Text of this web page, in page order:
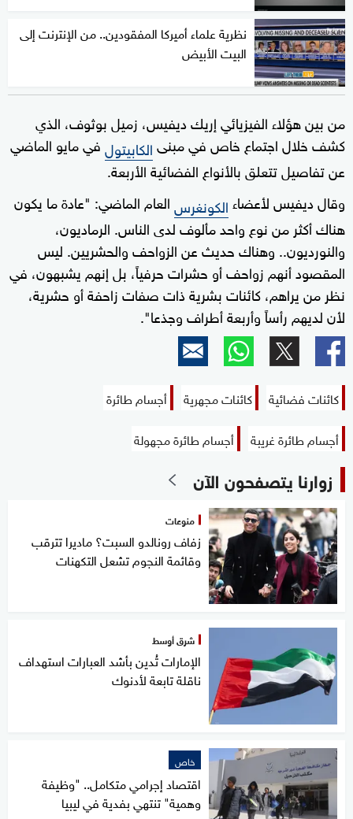
نظرية علماء أميركا المفقودين.. من الإنترنت إلى
البيت الأبيض
من بين هؤلاء الفيزيائي إريك ديفيس، زميل بوثوف، الذي
كشف خلال اجتماع خاص في مبنىالكابيتولفي مايو الماضي
عن تفاصيل تتعلق بالأنواع الفضائية الأربعة.
وقال ديفيس لأعضاء الكونغرسالعام الماضي: "عادة ما يكون
هناك أكثر من نوع واحد مألوف لدى الناس. الرماديون،
والنورديون.. وهناك حديث عن الزواحف والحشريين. ليس
المقصود أنهم زواحف أو حشرات حرفياً، بل إنهم يشبهون، في
نظر من يراهم، كائنات بشرية ذات صفات زاحفة أو حشرية،
لأن لديهم رأساً وأربعة أطراف وجذعا".
كائنات فضائية كائنات مجهرية
أجسام طائرة
أجسام طائرة غريبة
أجسام طائرة مجهولة
زوارنا يتصفحون الآن
منوعات
زفاف رونالدو السبت؟ ماديرا تترقب
وقائمة النجوم تشعل التكهنات
شرق أوسط
الإمارات تُدين بأشد العبارات استهداف
ناقلة تابعة لأدنوك
خاص
اقتصاد إجرامي متكامل.. "وظيفة
وهمية" تنتهي بفدية في ليبيا